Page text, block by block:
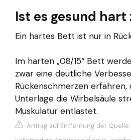
Ist es gesund hart
Ein hartes Bett ist nur in
Im harten „08/15“ Bett
zwar eine deutliche
Rückenschmerzen erfahren,
Unterlage die Wirbelsäule
Muskulatur entlastet.
Antrag auf Entfernung der Quelle